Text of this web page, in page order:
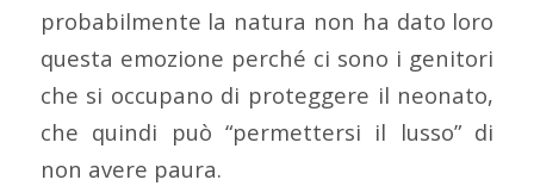
probabilmente la natura non ha dato loro
questa emozione perché ci sono i genitori
che si occupano di proteggere il neonato,
che quindi può “permettersi il lusso” di
non avere paura.